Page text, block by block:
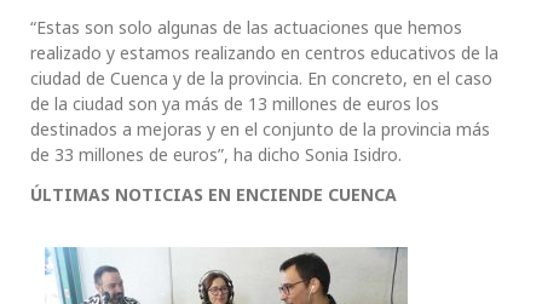
“Estas son solo algunas de las actuaciones que hemos
realizado y estamos realizando en centros educativos de la
ciudad de Cuenca y de la provincia. En concreto, en el caso
de la ciudad son ya más de 13 millones de euros los
destinados a mejoras y en el conjunto de la provincia más
de 33 millones de euros”, ha dicho Sonia Isidro.
ÚLTIMAS NOTICIAS EN ENCIENDE CUENCA